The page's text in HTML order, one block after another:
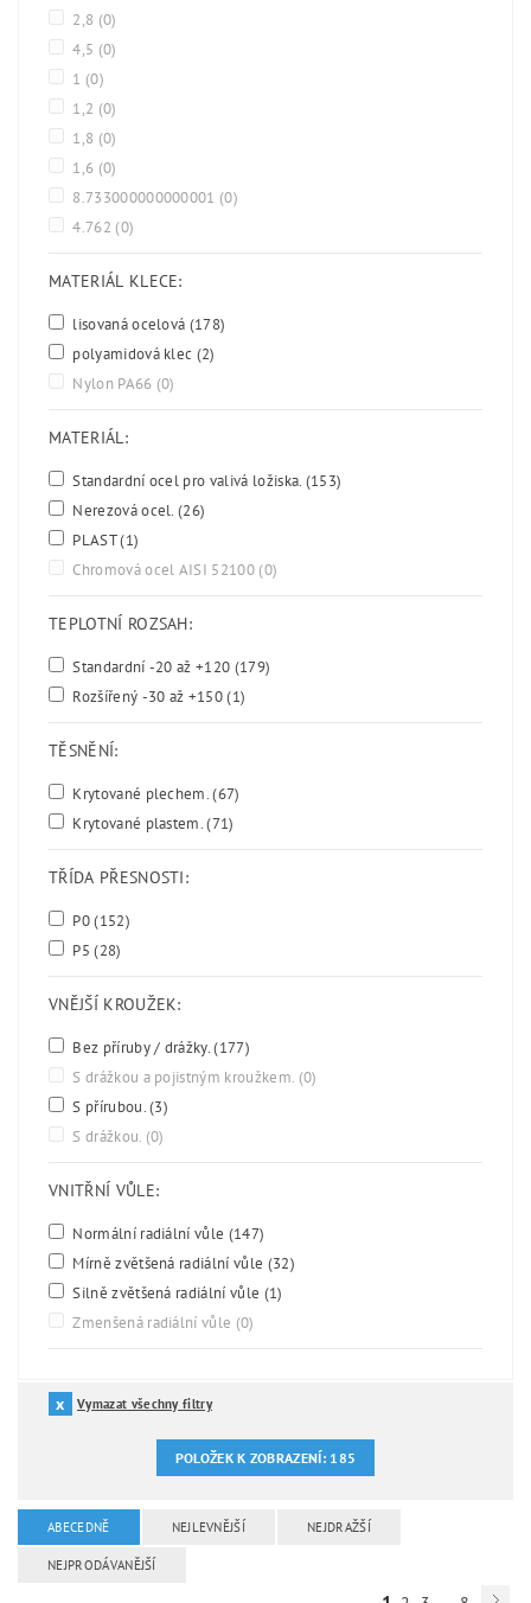
2,8 (0)
4,5 (0)
1 (0)
1,2 (0)
1,8 (0)
1,6 (0)
8.733000000000001 (0)
4.762 (0)
MATERIÁL KLECE:
lisovaná ocelová (178)
polyamidová klec (2)
Nylon PA66 (0)
MATERIÁL:
Standardní ocel pro valivá ložiska. (153)
Nerezová ocel.(26)
PLAST(1)
Chromová ocel AISI 52100 (0)
TEPLOTNÍ ROZSAH:
Standardní -20 až +120 (179)
Rozšířený -30 až +150(1)
TĚSNĚNÍ:
Krytované plechem.(67)
Krytované plastem.(71)
TŘÍDA PŘESNOSTI:
P0(152)
P5(28)
VNĚJŠÍ KROUŽEK:
Bez příruby / drážky.(177)
S drážkou a pojistným kroužkem. (0)
S přírubou.(3)
S drážkou. (0)
VNITŘNÍ VŮLE:
Normální radiální vůle (147)
Mírně zvětšená radiální vůle (32)
Silně zvětšená radiální vůle (1)
Zmenšená radiální vůle (0)
Vymazat všechny filtry
POLOŽEK K ZOBRAZENÍ: 185
ABECEDNĚ NEJLEVNĚJŠÍ NEJDRAŽŠÍ
NEJPRODÁVANĚJŠÍ
...